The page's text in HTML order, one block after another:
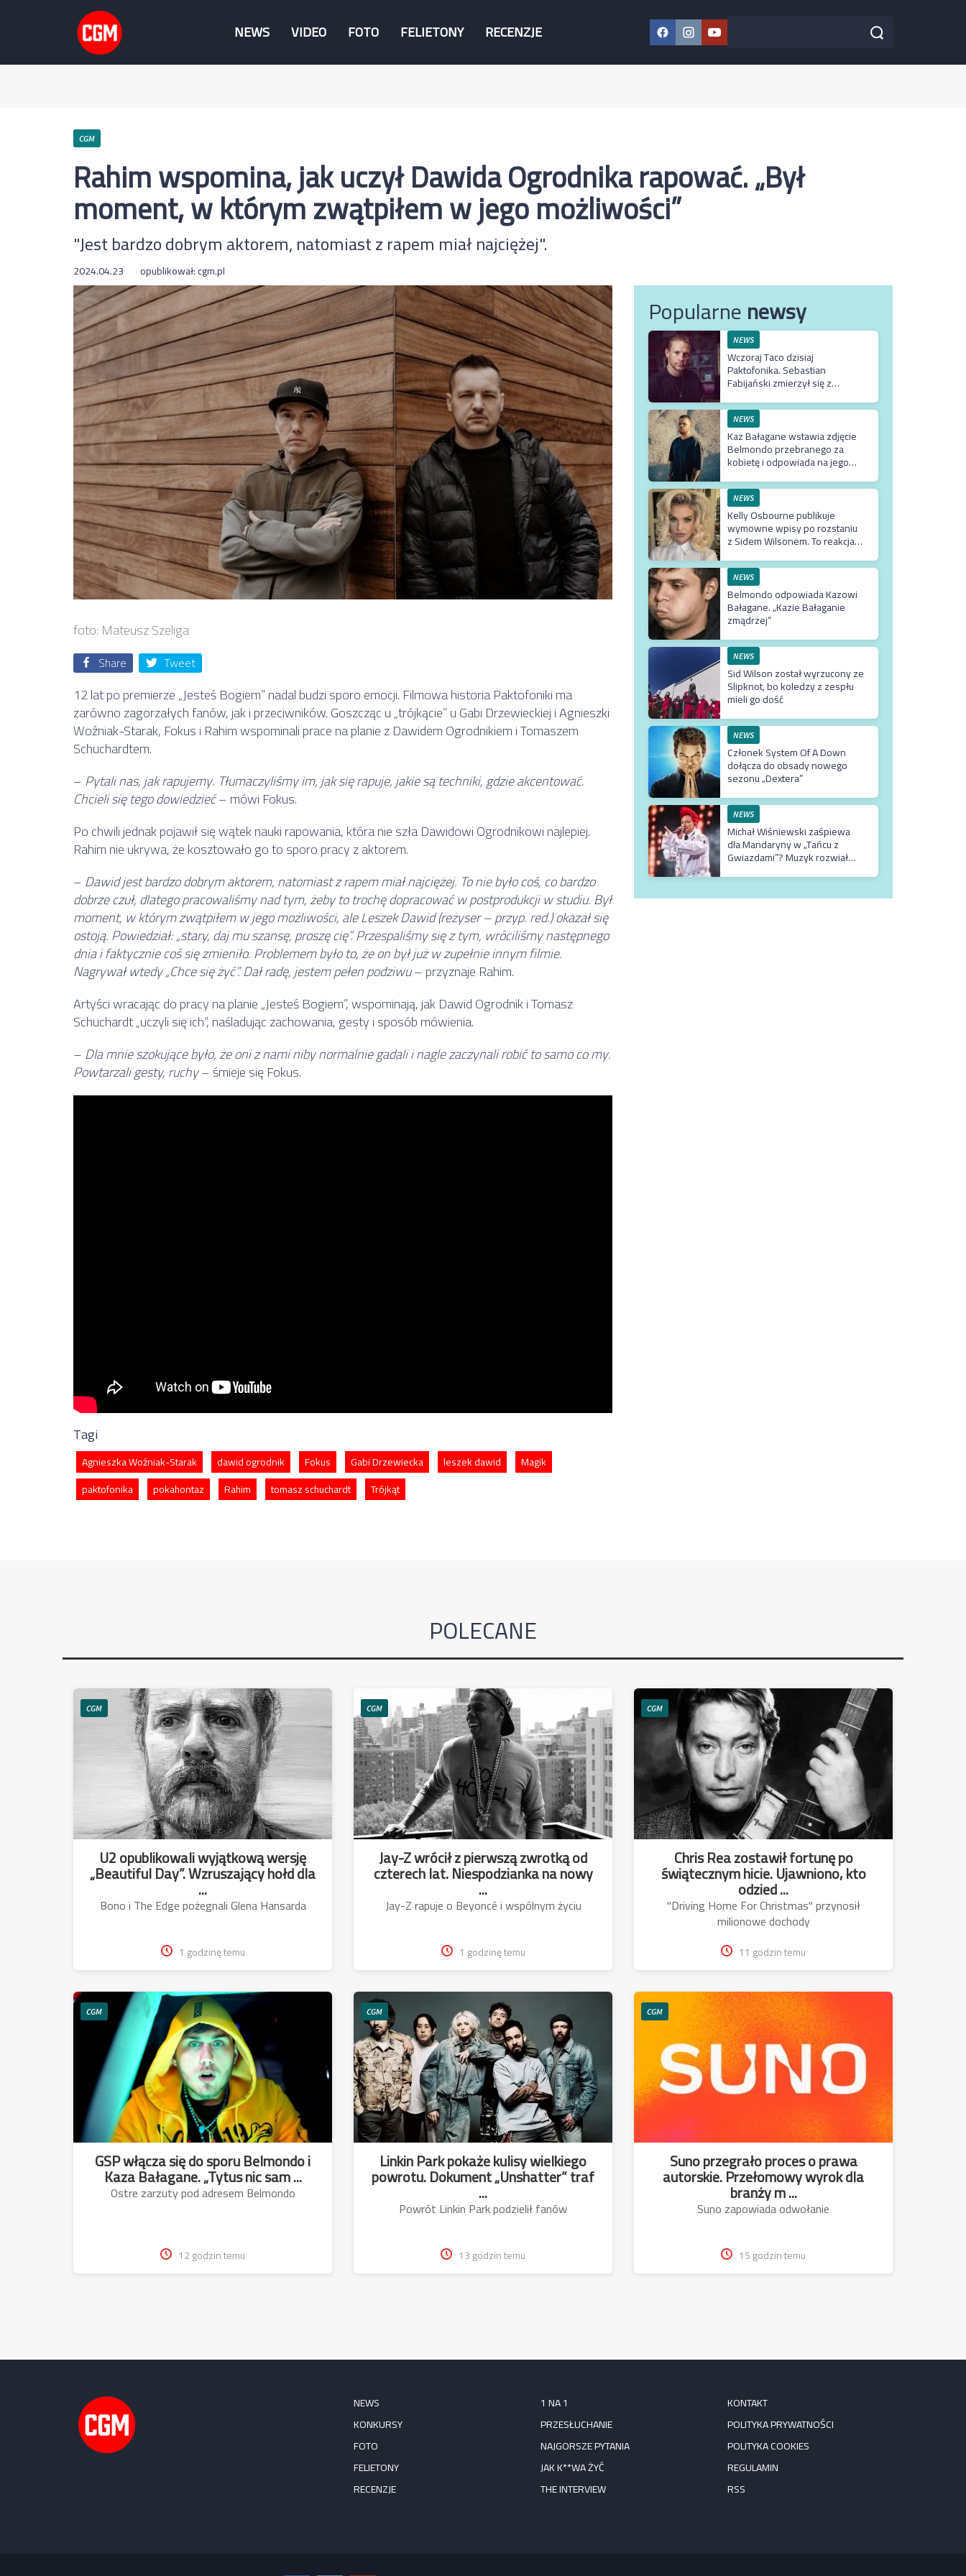
NEWS VIDEO FOTO FELIETONY RECENZJE Facebook
Instagram
YouTube
Szukaj w serwisie Szukaj
CGM
Rahim wspomina, jak uczył Dawida Ogrodnika rapować. „Był
moment, w którym zwątpiłem w jego możliwości”
"Jest bardzo dobrym aktorem, natomiast z rapem miał najciężej".
2024.04.23 opublikował:cgm.pl
foto: Mateusz Szeliga
Share Tweet
12 lat po premierze „Jesteś Bogiem” nadal budzi sporo emocji. Filmowa historia Paktofoniki ma
zarówno zagorzałych fanów, jak i przeciwników. Goszcząc u „trójkącie” u Gabi Drzewieckiej i Agnieszki
Woźniak-Starak, Fokus i Rahim wspominali prace na planie z Dawidem Ogrodnikiem i Tomaszem
Schuchardtem.
–Pytali nas, jak rapujemy. Tłumaczyliśmy im, jak się rapuje, jakie są techniki, gdzie akcentować.
Chcieli się tego dowiedzieć– mówi Fokus.
Po chwili jednak pojawił się wątek nauki rapowania, która nie szła Dawidowi Ogrodnikowi najlepiej.
Rahim nie ukrywa, że kosztowało go to sporo pracy z aktorem.
–Dawid jest bardzo dobrym aktorem, natomiast z rapem miał najciężej. To nie było coś, co bardzo
dobrze czuł, dlatego pracowaliśmy nad tym, żeby to trochę dopracować w postprodukcji w studiu. Był
moment, w którym zwątpiłem w jego możliwości, ale Leszek Dawid (reżyser – przyp. red.) okazał się
ostoją. Powiedział: „stary, daj mu szansę, proszę cię”. Przespaliśmy się z tym, wróciliśmy następnego
dnia i faktycznie coś się zmieniło. Problemem było to, że on był już w zupełnie innym filmie.
Nagrywał wtedy „Chce się żyć”. Dał radę, jestem pełen podziwu– przyznaje Rahim.
Artyści wracając do pracy na planie „Jesteś Bogiem”, wspominają, jak Dawid Ogrodnik i Tomasz
Schuchardt „uczyli się ich”, naśladując zachowania, gesty i sposób mówienia.
–Dla mnie szokujące było, że oni z nami niby normalnie gadali i nagle zaczynali robić to samo co my.
Powtarzali gesty, ruchy– śmieje się Fokus.
Tagi
Agnieszka Woźniak-Starak dawid ogrodnik Fokus Gabi Drzewiecka leszek dawid
Magik
paktofonika
pokahontaz Rahim tomasz schuchardt Trójkąt
Popularnenewsy
NEWS
Wczoraj Taco dzisiaj
Paktofonika. Sebastian
Fabijański zmierzył się z
Nawet bardzo
NEWS
Kaz Bałagane wstawia zdjęcie
Belmondo przebranego za
kobietę i odpowiada na jego
NEWS
Kelly Osbourne publikuje
wymowne wpisy po rozstaniu
z Sidem Wilsonem. To reakcja
NEWS
Belmondo odpowiada Kazowi
Bałagane. „Kazie Bałaganie
zmądrzej”
NEWS
Sid Wilson został wyrzucony ze
Slipknot, bo koledzy z zespłu
mieli go dość
NEWS
Członek System Of A Down
dołącza do obsady nowego
sezonu „Dextera”
NEWS
Michał Wiśniewski zaśpiewa
dla Mandaryny w „Tańcu z
Gwiazdami”? Muzyk rozwiał
POLECANE
CGM
U2 opublikowali wyjątkową wersję
„Beautiful Day”. Wzruszający hołd dla
...
Bono i The Edge pożegnali Glena Hansarda
1 godzinę temu
CGM
Jay-Z wrócił z pierwszą zwrotką od
czterech lat. Niespodzianka na nowy
...
Jay-Z rapuje o Beyoncé i wspólnym życiu
1 godzinę temu
CGM
Chris Rea zostawił fortunę po
świątecznym hicie. Ujawniono, kto
odzied ...
"Driving Home For Christmas" przynosił
milionowe dochody
11 godzin temu
CGM
GSP włącza się do sporu Belmondo i
Kaza Bałagane. „Tytus nic sam ...
Ostre zarzuty pod adresem Belmondo
12 godzin temu
CGM
Linkin Park pokaże kulisy wielkiego
powrotu. Dokument „Unshatter” traf
...
Powrót Linkin Park podzielił fanów
13 godzin temu
CGM
Suno przegrało proces o prawa
autorskie. Przełomowy wyrok dla
branży m ...
Suno zapowiada odwołanie
15 godzin temu
NEWS
KONKURSY
FOTO
FELIETONY
RECENZJE
1 NA 1
PRZESŁUCHANIE
NAJGORSZE PYTANIA
JAK K**WA ŻYĆ
THE INTERVIEW
KONTAKT
POLITYKA PRYWATNOŚCI
POLITYKA COOKIES
REGULAMIN
RSS